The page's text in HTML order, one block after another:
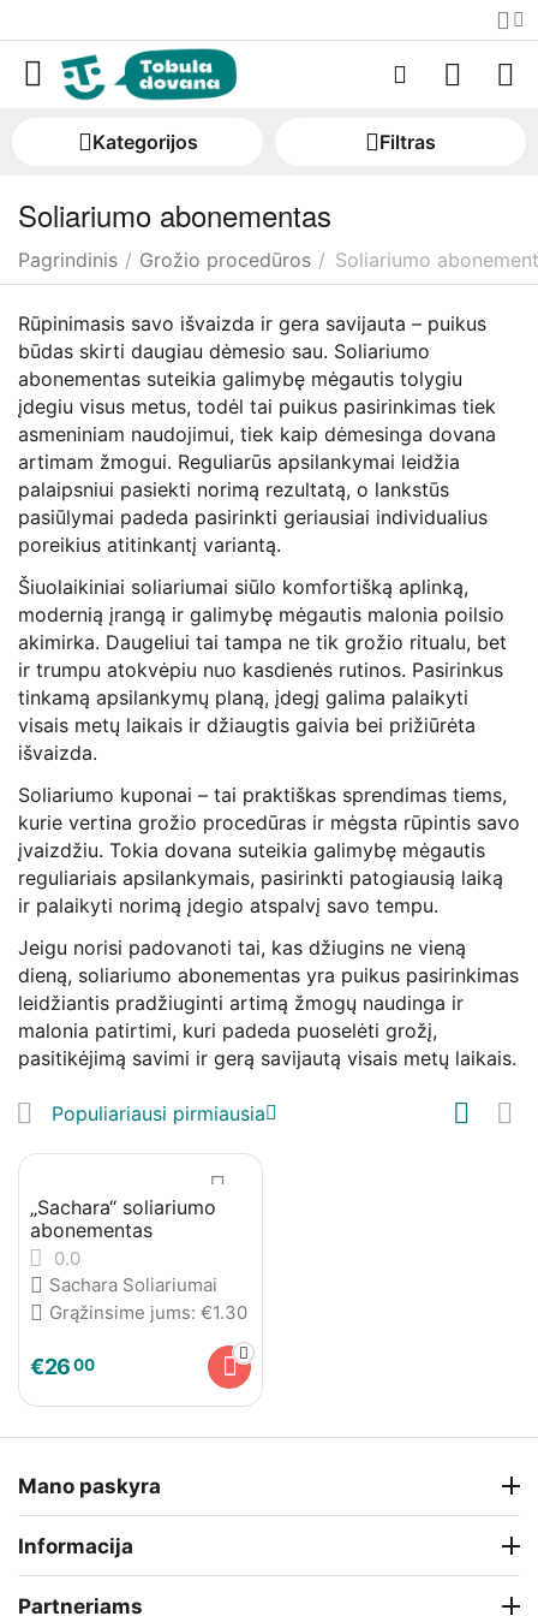
Kategorijos Filtras
Soliariumo abonementas
Pagrindinis / Grožio procedūros / Soliariumo
Rūpinimasis savo išvaizda ir gera savijauta – puikus
būdas skirti daugiau dėmesio sau. Soliariumo
abonementas suteikia galimybę mėgautis tolygiu
įdegiu visus metus, todėl tai puikus pasirinkimas tiek
asmeniniam naudojimui, tiek kaip dėmesinga dovana
artimam žmogui. Reguliarūs apsilankymai leidžia
palaipsniui pasiekti norimą rezultatą, o lankstūs
pasiūlymai padeda pasirinkti geriausiai individualius
poreikius atitinkantį variantą.
Šiuolaikiniai soliariumai siūlo komfortišką aplinką,
modernią įrangą ir galimybę mėgautis malonia poilsio
akimirka. Daugeliui tai tampa ne tik grožio ritualu, bet
ir trumpu atokvėpiu nuo kasdienės rutinos. Pasirinkus
tinkamą apsilankymų planą, įdegį galima palaikyti
visais metų laikais ir džiaugtis gaivia bei prižiūrėta
išvaizda.
Soliariumo kuponai – tai praktiškas sprendimas tiems,
kurie vertina grožio procedūras ir mėgsta rūpintis savo
įvaizdžiu. Tokia dovana suteikia galimybę mėgautis
reguliariais apsilankymais, pasirinkti patogiausią laiką
ir palaikyti norimą įdegio atspalvį savo tempu.
Jeigu norisi padovanoti tai, kas džiugins ne vieną
dieną, soliariumo abonementas yra puikus pasirinkimas
leidžiantis pradžiuginti artimą žmogų naudinga ir
malonia patirtimi, kuri padeda puoselėti grožį,
pasitikėjimą savimi ir gerą savijautą visais metų laikais.
Populiariausi pirmiausia
„Sachara“ soliariumo
abonementas
0.0
Sachara Soliariumai
Grąžinsime jums: €1.30
€2600
Mano paskyra
Informacija
Partneriams